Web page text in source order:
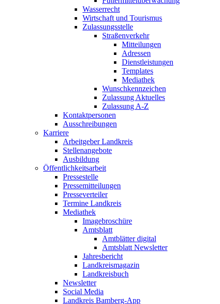
Wasserrecht
Wirtschaft und Tourismus
Zulassungsstelle
Straßenverkehr
Mitteilungen
Adressen
Dienstleistungen
Templates
Mediathek
Wunschkennzeichen
Zulassung Aktuelles
Zulassung A-Z
Kontaktpersonen
Ausschreibungen
Karriere
Arbeitgeber Landkreis
Stellenangebote
Ausbildung
Öffentlichkeitsarbeit
Pressestelle
Pressemitteilungen
Presseverteiler
Termine Landkreis
Mediathek
Imagebroschüre
Amtsblatt
Amtblätter digital
Amtsblatt Newsletter
Jahresbericht
Landkreismagazin
Landkreisbuch
Newsletter
Social Media
Landkreis Bamberg-App